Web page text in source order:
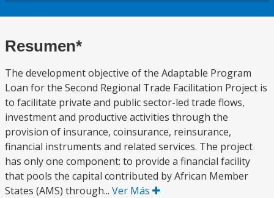
Resumen*
The development objective of the Adaptable Program
Loan for the Second Regional Trade Facilitation Project is
to facilitate private and public sector-led trade flows,
investment and productive activities through the
provision of insurance, coinsurance, reinsurance,
financial instruments and related services. The project
has only one component: to provide a financial facility
that pools the capital contributed by African Member
States (AMS) through... Ver Más